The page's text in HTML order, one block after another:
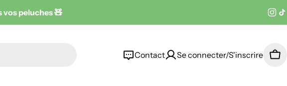
peluches 🧸
Contact Se connecter/S'inscrire